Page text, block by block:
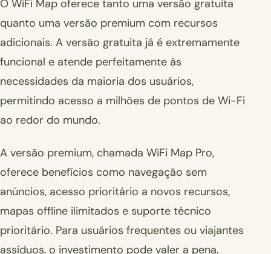
O WiFi Map oferece tanto uma versão gratuita
quanto uma versão premium com recursos
adicionais. A versão gratuita já é extremamente
funcional e atende perfeitamente às
necessidades da maioria dos usuários,
permitindo acesso a milhões de pontos de Wi-Fi
ao redor do mundo.
A versão premium, chamada WiFi Map Pro,
oferece benefícios como navegação sem
anúncios, acesso prioritário a novos recursos,
mapas offline ilimitados e suporte técnico
prioritário. Para usuários frequentes ou viajantes
assíduos, o investimento pode valer a pena.